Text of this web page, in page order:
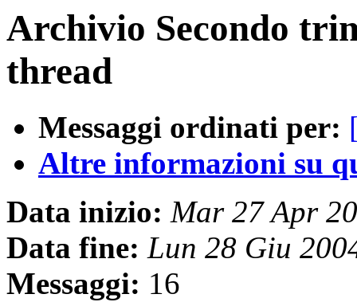
Archivio Secondo
thread
Messaggi ordinati per:
Altre informazioni su
Data inizio: Mar 27 Apr
Data fine: Lun 28 Giu
Messaggi: 16